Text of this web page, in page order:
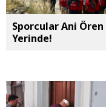
Sporcular Ani Ören
Yerinde!